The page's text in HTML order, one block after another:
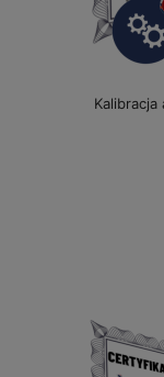
Kalibracja